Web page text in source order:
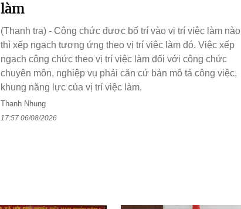
làm
(Thanh tra) - Công chức được bố trí vào vị trí việc làm nào
thì xếp ngạch tương ứng theo vị trí việc làm đó. Việc xếp
ngạch công chức theo vị trí việc làm đối với công chức
chuyên môn, nghiệp vụ phải căn cứ bản mô tả công việc,
khung năng lực của vị trí việc làm.
Thanh Nhung
17:57 06/08/2026